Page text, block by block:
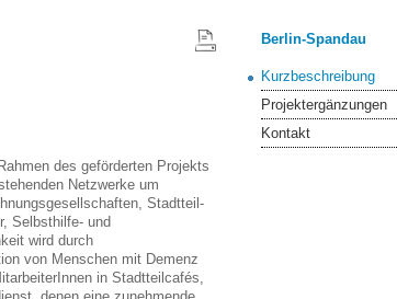
des geförderten Projekts
Netzwerke um
Stadtteil-
Selbsthilfe- und
wird durch
von Menschen mit Demenz
in Stadtteilcafés,
Berlin-Spandau
Kurzbeschreibung
Projektergänzungen
Kontakt